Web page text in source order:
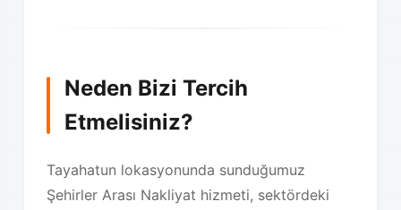
Neden Bizi Tercih
Etmelisiniz?
Tayahatun lokasyonunda sunduğumuz
Şehirler Arası Nakliyat hizmeti, sektördeki